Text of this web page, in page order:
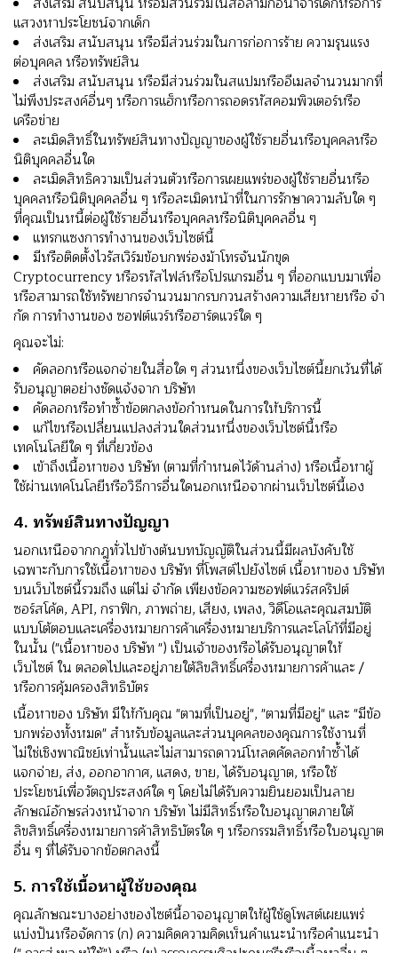
แสวงหาประโยชน์จากเด็ก
ส่งเสริม สนับสนุน หรือมีส่วนร่วมในการก่อการร้าย ความรุนแรง
ต่อบุคคล หรือทรัพย์สิน
ส่งเสริม สนับสนุน หรือมีส่วนร่วมในสแปมหรืออีเมลจํานวนมากที่
ไม่พึงประสงค์อื่นๆ หรือการแฮ็กหรือการถอดรหัสคอมพิวเตอร์หรือ
เครือข่าย
ละเมิดสิทธิ์ในทรัพย์สินทางปัญญาของผู้ใช้รายอื่นหรือบุคคลหรือ
นิติบุคคลอื่นใด
ละเมิดสิทธิความเป็นส่วนตัวหรือการเผยแพร่ของผู้ใช้รายอื่นหรือ
บุคคลหรือนิติบุคคลอื่น ๆ หรือละเมิดหน้าที่ในการรักษาความลับใด ๆ
ที่คุณเป็นหนี้ต่อผู้ใช้รายอื่นหรือบุคคลหรือนิติบุคคลอื่น ๆ
แทรกแซงการทํางานของเว็บไซต์นี้
มีหรือติดตั้งไวรัสเวิร์มข้อบกพร่องม้าโทรจันนักขุด
Cryptocurrency หรือรหัสไฟล์หรือโปรแกรมอื่น ๆ ที่ออกแบบมาเพื่อ
หรือสามารถใช้ทรัพยากรจํานวนมากรบกวนสร้างความเสียหายหรือ จํา
กัด การทํางานของ ซอฟต์แวร์หรือฮาร์ดแวร์ใด ๆ
คุณจะไม่:
คัดลอกหรือแจกจ่ายในสื่อใด ๆ ส่วนหนึ่งของเว็บไซต์นี้ยกเว้นที่ได้
รับอนุญาตอย่างชัดแจ้งจาก บริษัท
คัดลอกหรือทําซ้ําข้อตกลงข้อกําหนดในการให้บริการนี้
แก้ไขหรือเปลี่ยนแปลงส่วนใดส่วนหนึ่งของเว็บไซต์นี้หรือ
เทคโนโลยีใด ๆ ที่เกี่ยวข้อง
เข้าถึงเนื้อหาของ บริษัท (ตามที่กําหนดไว้ด้านล่าง) หรือเนื้อหาผู้
ใช้ผ่านเทคโนโลยีหรือวิธีการอื่นใดนอกเหนือจากผ่านเว็บไซต์นี้เอง
4. ทรัพย์สินทางปัญญา
นอกเหนือจากกฎทั่วไปข้างต้นบทบัญญัติในส่วนนี้มีผลบังคับใช้
เฉพาะกับการใช้เนื้อหาของ บริษัท ที่โพสต์ไปยังไซต์ เนื้อหาของ บริษัท
บนเว็บไซต์นี้รวมถึง แต่ไม่ จํากัด เพียงข้อความซอฟต์แวร์สคริปต์
ซอร์สโค้ด, API, กราฟิก, ภาพถ่าย, เสียง, เพลง, วิดีโอและคุณสมบัติ
แบบโต้ตอบและเครื่องหมายการค้าเครื่องหมายบริการและโลโก้ที่มีอยู่
ในนั้น ("เนื้อหาของ บริษัท ") เป็นเจ้าของหรือได้รับอนุญาตให้
เว็บไซต์ ใน ตลอดไปและอยู่ภายใต้ลิขสิทธิ์เครื่องหมายการค้าและ /
หรือการคุ้มครองสิทธิบัตร
เนื้อหาของ บริษัท มีให้กับคุณ "ตามที่เป็นอยู่", "ตามที่มีอยู่" และ "มีข้อ
บกพร่องทั้งหมด" สําหรับข้อมูลและส่วนบุคคลของคุณการใช้งานที่
ไม่ใช่เชิงพาณิชย์เท่านั้นและไม่สามารถดาวน์โหลดคัดลอกทําซ้ําได้
แจกจ่าย, ส่ง, ออกอากาศ, แสดง, ขาย, ได้รับอนุญาต, หรือใช้
ประโยชน์เพื่อวัตถุประสงค์ใด ๆ โดยไม่ได้รับความยินยอมเป็นลาย
ลักษณ์อักษรล่วงหน้าจาก บริษัท ไม่มีสิทธิ์หรือใบอนุญาตภายใต้
ลิขสิทธิ์เครื่องหมายการค้าสิทธิบัตรใด ๆ หรือกรรมสิทธิ์หรือใบอนุญาต
อื่น ๆ ที่ได้รับจากข้อตกลงนี้
5. การใช้เนื้อหาผู้ใช้ของคุณ
คุณลักษณะบางอย่างของไซต์นี้อาจอนุญาตให้ผู้ใช้ดูโพสต์เผยแพร่
แบ่งปันหรือจัดการ (ก) ความคิดความคิดเห็นคําแนะนําหรือคําแนะนํา